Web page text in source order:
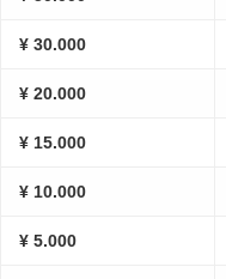
¥ 30.000
¥ 20.000
¥ 15.000
¥ 10.000
¥ 5.000